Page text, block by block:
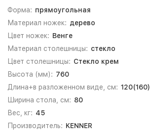
Форма: прямоугольная
Материал ножек: дерево
Цвет ножек: Венге
Материал столешницы: стекло
Цвет столешницы: Стекло крем
Высота (мм): 760
Длина+в разложенном виде, см: 120(160)
Ширина стола, см: 80
Вес, кг: 45
Производитель: KENNER